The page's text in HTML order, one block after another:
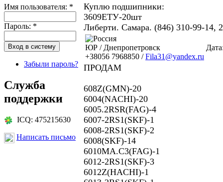
Имя пользователя: *
Пароль: *
Забыли пароль?
Служба
поддержки
ICQ: 475215630
Написать письмо
Куплю подшипники:
3609ЕТУ-20шт
Либерти. Самара. (846) 310-99-14,
ЮР / Днепропетровск
+38056 7968850 /Fila31@yandex.ru
ПРОДАМ
608Z(GMN)-20
6004(NACHI)-20
6005.2RSR(FAG)-4
6007-2RS1(SKF)-1
6008-2RS1(SKF)-2
6008(SKF)-14
6010MA.C3(FAG)-1
6012-2RS1(SKF)-3
6012Z(HACHI)-1